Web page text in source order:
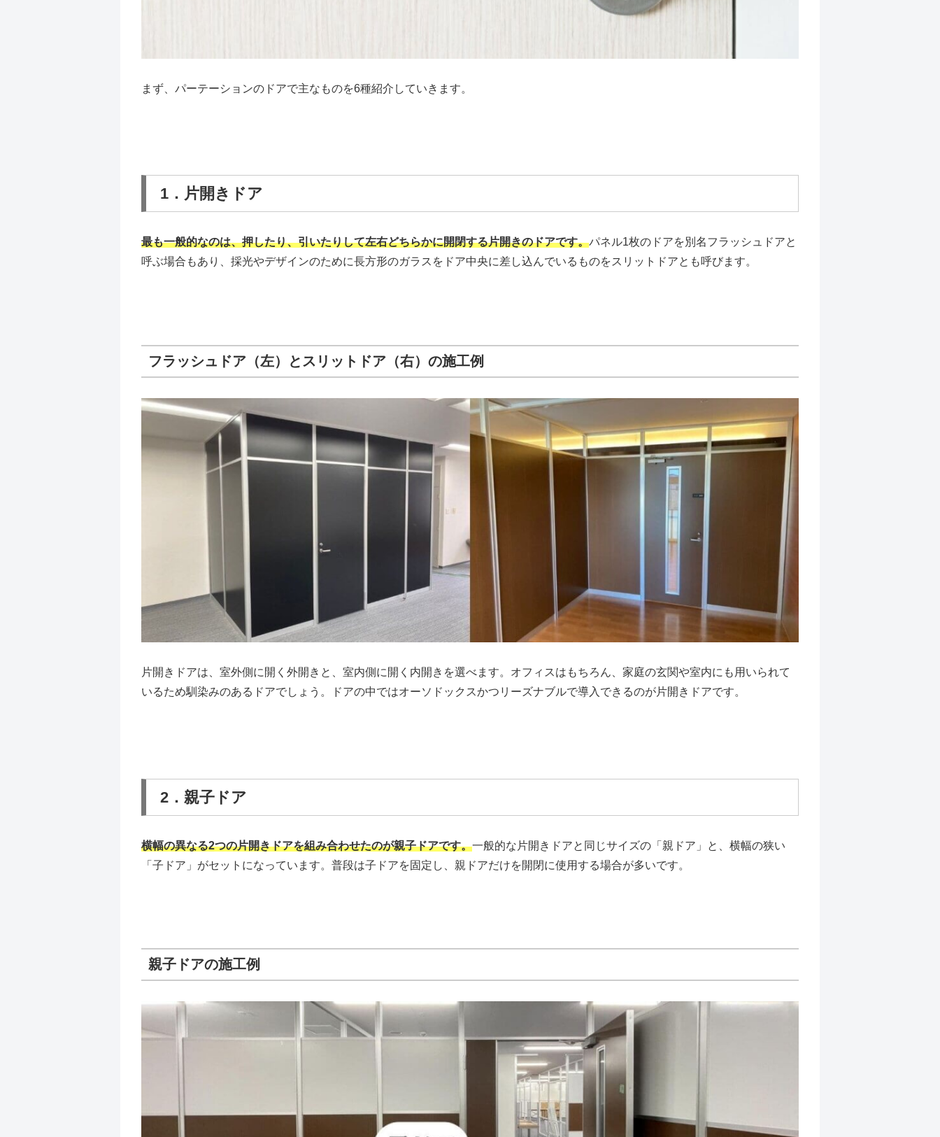
まず、パーテーションのドアで主なものを6種紹介していきます。
1．片開きドア
最も一般的なのは、押したり、引いたりして左右どちらかに開閉する片開きのドアです。パネル1枚のドアを別名フラッシュドアと
呼ぶ場合もあり、採光やデザインのために長方形のガラスをドア中央に差し込んでいるものをスリットドアとも呼びます。
フラッシュドア（左）とスリットドア（右）の施工例
片開きドアは、室外側に開く外開きと、室内側に開く内開きを選べます。オフィスはもちろん、家庭の玄関や室内にも用いられて
いるため馴染みのあるドアでしょう。ドアの中ではオーソドックスかつリーズナブルで導入できるのが片開きドアです。
2．親子ドア
横幅の異なる2つの片開きドアを組み合わせたのが親子ドアです。一般的な片開きドアと同じサイズの「親ドア」と、横幅の狭い
「子ドア」がセットになっています。普段は子ドアを固定し、親ドアだけを開閉に使用する場合が多いです。
親子ドアの施工例